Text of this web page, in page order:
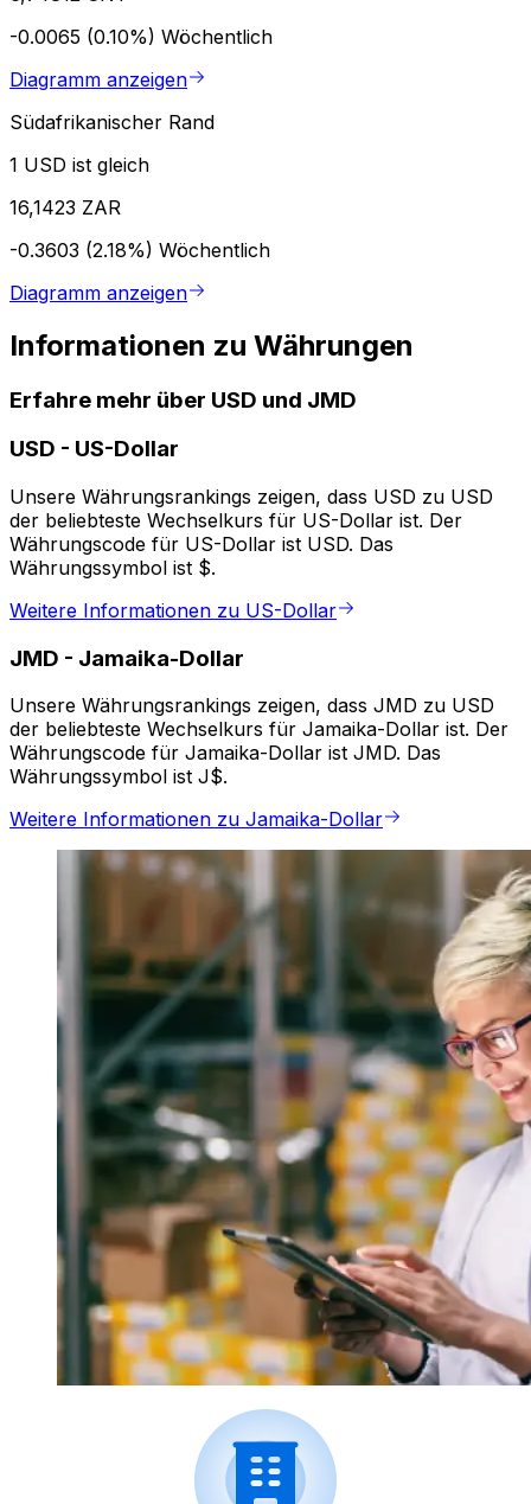
-0.0065 (0.10%) Wöchentlich
Diagramm anzeigen
Südafrikanischer Rand
1 USD ist gleich
16,1423 ZAR
-0.3603 (2.18%) Wöchentlich
Diagramm anzeigen
Informationen zu Währungen
Erfahre mehr über USD und JMD
USD - US-Dollar
Unsere Währungsrankings zeigen, dass USD zu USD
der beliebteste Wechselkurs für US-Dollar ist. Der
Währungscode für US-Dollar ist USD. Das
Währungssymbol ist $.
Weitere Informationen zu US-Dollar
JMD - Jamaika-Dollar
Unsere Währungsrankings zeigen, dass JMD zu USD
der beliebteste Wechselkurs für Jamaika-Dollar ist. Der
Währungscode für Jamaika-Dollar ist JMD. Das
Währungssymbol ist J$.
Weitere Informationen zu Jamaika-Dollar